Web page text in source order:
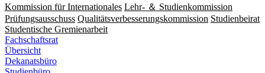
Kommission für Internationales Lehr- ＆ Studienkommission
Prüfungsausschuss Qualitätsverbesserungskommission Studienbeirat
Studentische Gremienarbeit
Fachschaftsrat
Übersicht
Dekanatsbüro